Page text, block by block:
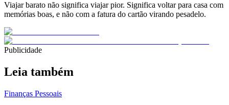
Viajar barato não significa viajar pior. Significa voltar para casa com
memórias boas, e não com a fatura do cartão virando pesadelo.
Publicidade
Leia também
Finanças Pessoais